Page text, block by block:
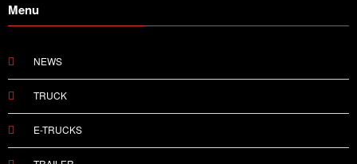
Menu
NEWS
TRUCK
E-TRUCKS